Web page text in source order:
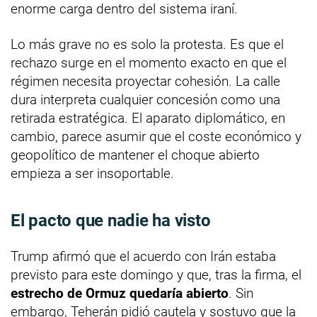
enorme carga dentro del sistema iraní.
Lo más grave no es solo la protesta. Es que el
rechazo surge en el momento exacto en que el
régimen necesita proyectar cohesión. La calle
dura interpreta cualquier concesión como una
retirada estratégica. El aparato diplomático, en
cambio, parece asumir que el coste económico y
geopolítico de mantener el choque abierto
empieza a ser insoportable.
El pacto que nadie ha visto
Trump afirmó que el acuerdo con Irán estaba
previsto para este domingo y que, tras la firma, el
estrecho de Ormuz quedaría abierto. Sin
embargo, Teherán pidió cautela y sostuvo que la